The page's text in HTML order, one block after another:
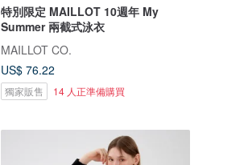
特別限定 MAILLOT 10週年 My
Summer 兩截式泳衣
MAILLOT CO.
US$ 76.22
獨家販售 14 人正準備購買